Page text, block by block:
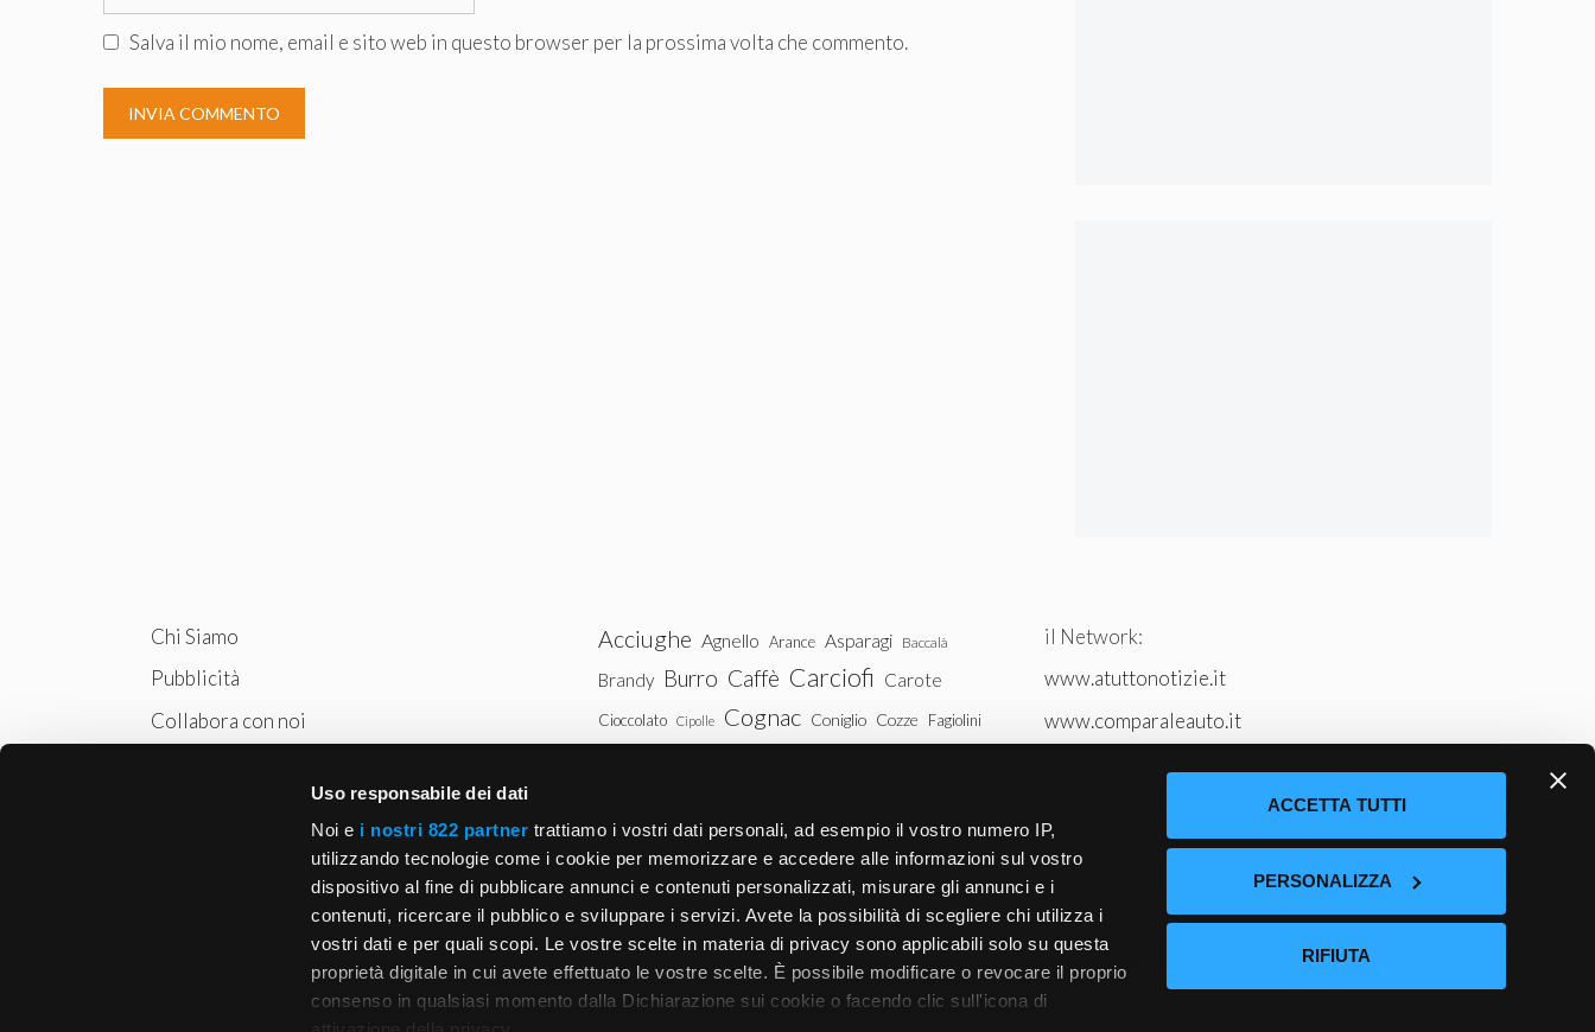
Uso responsabile dei dati
Noi e i nostri 822 partner trattiamo i vostri dati personali, ad esempio il vostro numero IP,
utilizzando tecnologie come i cookie per memorizzare e accedere alle informazioni sul vostro
dispositivo al fine di pubblicare annunci e contenuti personalizzati, misurare gli annunci e i
contenuti, ricercare il pubblico e sviluppare i servizi. Avete la possibilità di scegliere chi utilizza i
vostri dati e per quali scopi. Le vostre scelte in materia di privacy sono applicabili solo su questa
proprietà digitale in cui avete effettuato le vostre scelte. È possibile modificare o revocare il proprio
consenso in qualsiasi momento dalla Dichiarazione sui cookie o facendo clic sull'icona di
ACCETTA TUTTI
PERSONALIZZA
RIFIUTA
Salva il mio nome, email e sito web in questo browser per la prossima volta che commento.
Chi Siamo
Pubblicità
Collabora con noi
Acciughe Agnello Arance Asparagi Baccalà
Brandy Burro Caffè Carciofi Carote
Cioccolato Cipolle Cognac Coniglio Cozze Fagiolini
Patate Peperoni Piselli Pollo
Pomodori Ricotta Rum
Spinaci Tacchino Tonno Uova Vitello
Vodka Whisky Zucca Zucchine
il Network:
www.atuttonotizie.it
www.comparaleauto.it